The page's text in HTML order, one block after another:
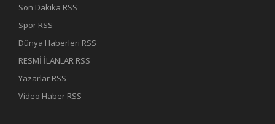
Son Dakika RSS
Spor RSS
Dünya Haberleri RSS
RESMİ İLANLAR RSS
Yazarlar RSS
Video Haber RSS